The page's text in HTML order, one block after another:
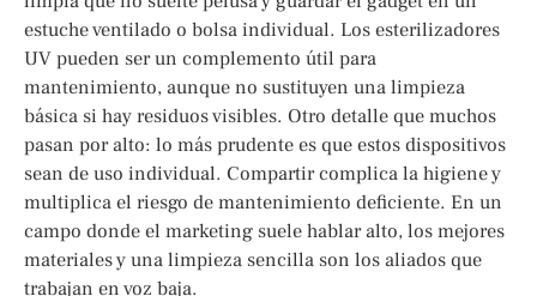
estuche ventilado o bolsa individual. Los esterilizadores
UV pueden ser un complemento útil para
mantenimiento, aunque no sustituyen una limpieza
básica si hay residuos visibles. Otro detalle que muchos
pasan por alto: lo más prudente es que estos dispositivos
sean de uso individual. Compartir complica la higiene y
multiplica el riesgo de mantenimiento deficiente. En un
campo donde el marketing suele hablar alto, los mejores
materiales y una limpieza sencilla son los aliados que
trabajan en voz baja.